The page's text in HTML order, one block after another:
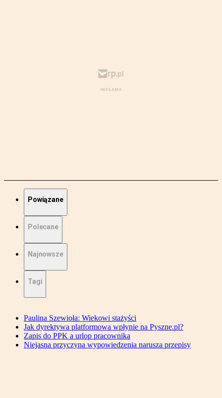
Powiązane
Polecane
Najnowsze
Tagi
Paulina Szewioła: Wiekowi stażyści
Jak dyrektywa platformowa wpłynie na Pyszne.pl?
Zapis do PPK a urlop pracownika
Niejasna przyczyna wypowiedzenia narusza przepisy